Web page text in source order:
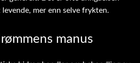
mer enn selve frykten.
manus